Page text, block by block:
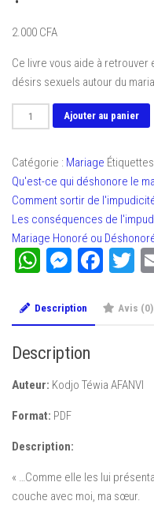
2.000 CFA
Ce livre vous aide à retrouver
désirs sexuels autour du
quantité
de
Honoré
ou
Déshonoré
?
Ajouter au panier
Catégorie : Mariage
Qu'est-ce qui déshonore le
Comment sortir de
Les conséquences de
Mariage Honoré ou
WhatsApp
Description Avis (0)
Description
Auteur: Kodjo Téwia AFANVI
Format: PDF
Description:
« …Comme elle les lui
couche avec moi, ma sœur.